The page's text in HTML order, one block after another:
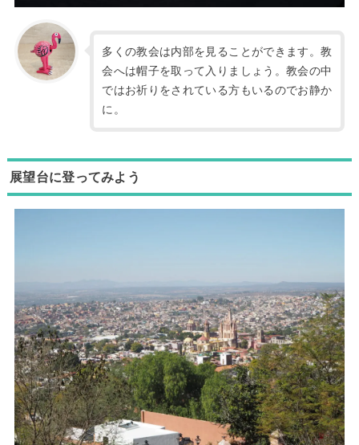
多くの教会は内部を見ることができます。教
会へは帽子を取って入りましょう。教会の中
ではお祈りをされている方もいるのでお静か
に。
展望台に登ってみよう